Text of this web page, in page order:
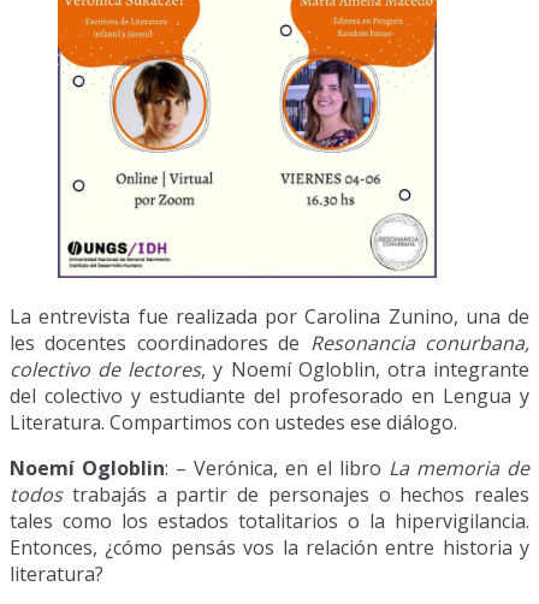
La entrevista fue realizada por Carolina Zunino, una de
les docentes coordinadores de Resonancia conurbana,
colectivo de lectores, y Noemí Ogloblin, otra integrante
del colectivo y estudiante del profesorado en Lengua y
Literatura. Compartimos con ustedes ese diálogo.
Noemí Ogloblin: – Verónica, en el libro La memoria de
todos trabajás a partir de personajes o hechos reales
tales como los estados totalitarios o la hipervigilancia.
Entonces, ¿cómo pensás vos la relación entre historia y
literatura?